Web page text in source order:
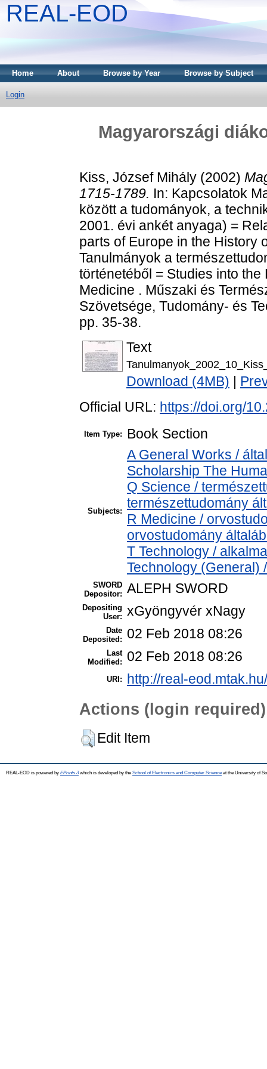
REAL-EOD
Home About Browse by Year Browse by Subject
Login
Magyarországi
Kiss, József Mihály (2002)
1715-1789. In: Kapcsolatok
között a tudományok, a
2001. évi ankét anyaga) =
parts of Europe in the History
Tanulmányok a
történetéből = Studies into
Medicine . Műszaki és
Szövetsége, Tudomány- és
pp. 35-38.
Text
Download (4MB)
Official URL: https://doi.org/
Item Type: Book Section
Subjects:
A General Works /
Scholarship The
Q Science /
természettudomány
R Medicine /
orvostudomány
T Technology /
Technology (General)
SWORD
Depositor: ALEPH SWORD
Depositing
User: xGyöngyvér xNagy
Date
Deposited:
02 Feb 2018 08:26
Last
Modified:
02 Feb 2018 08:26
URI: http://real-
Actions (login required)
Edit Item
REAL-EOD is powered by EPrints 3which is developed by the School of Electronics and Computer Science at the University of